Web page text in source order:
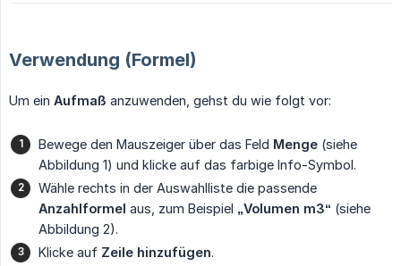
Verwendung (Formel)
Um ein Aufmaß anzuwenden, gehst du wie folgt vor:
Bewege den Mauszeiger über das Feld Menge (siehe
Abbildung 1) und klicke auf das farbige Info-Symbol.
Wähle rechts in der Auswahlliste die passende
Anzahlformel aus, zum Beispiel „Volumen m3“ (siehe
Abbildung 2).
Klicke auf Zeile hinzufügen.